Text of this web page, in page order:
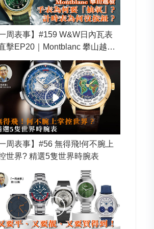
一周表事】#159 W&W日內瓦表
擊EP20｜Montblanc 攀山越嶺
為何要「抽氧」？ 計時表為何
鈕？
一周表事】#56 無得飛!何不腕上
世界? 精選5隻世界時腕表